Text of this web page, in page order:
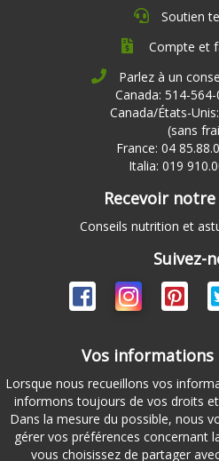
Soutien
Compte et
Parlez à un
Canada: 514-
Canada/États-
(sans
France: 04
Italia: 019
Recevoir
Conseils nutrition et
Suivez-
Vos informations
Lorsque nous recueillons vos
informons toujours de vos droits
Dans la mesure du possible, nous
gérer vos préférences concernant
vous choisissez de partager